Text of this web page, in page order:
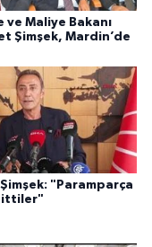
ve Maliye Bakanı
Şimşek, Mardin’de
"Paramparça